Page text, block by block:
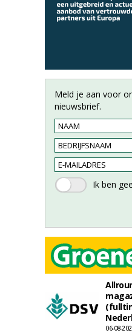
Meld je aan voor
nieuwsbrief.
06-08-